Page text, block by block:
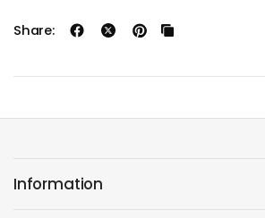
Share:
Information